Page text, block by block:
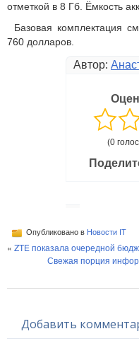
отметкой в 8 Гб. Ёмкость
Базовая комплектация
760 долларов.
Автор:
(0
Опубликовано в Новости IT
« ZTE показала очередной
Свежая порция
Добавить